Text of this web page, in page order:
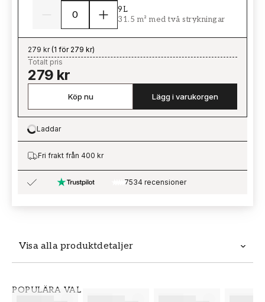
Visa alla produktdetaljer
POPULÄRA VAL
9L
31.5 m² med två strykningar
279 kr(1 för 279 kr)
Totalt pris
279 kr
Köp nu Lägg i varukorgen
Loading…
Laddar
Fri frakt från 400 kr
7534 recensioner